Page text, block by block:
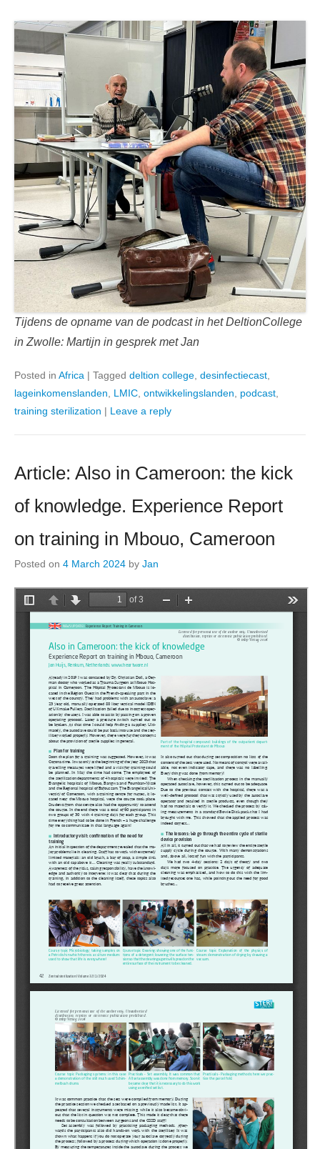
Tijdens de opname van de podcast in het DeltionCollege
in Zwolle: Martijn in gesprek met Jan
Posted in Africa | Tagged deltion college desinfectiecast
lageinkomenslanden
LMIC ontwikkelingslanden podcast
training sterilization | Leave a reply
Article: Also in Cameroon: the kick
of knowledge. Experience Report
on training in Mbouo, Cameroon
Posted on 4 March 2024 by Jan